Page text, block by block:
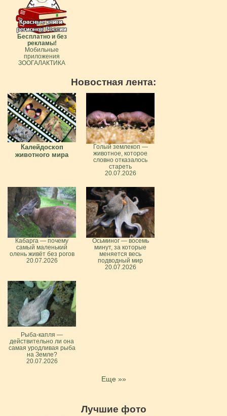
Бесплатно и без
рекламы!
Мобильные
приложения
ЗООГАЛАКТИКА
Новостная лента:
Калейдоскоп
животного мира
Голый землекоп —
животное, которое
словно отказалось
стареть
20.07.2026
Кабарга — почему
самый маленький
олень живёт без рогов
20.07.2026
Осьминог — восемь
минут, за которые
меняется весь
подводный мир
20.07.2026
Рыба-капля —
действительно ли она
самая уродливая рыба
на Земле?
20.07.2026
Еще »»
Лучшие фото